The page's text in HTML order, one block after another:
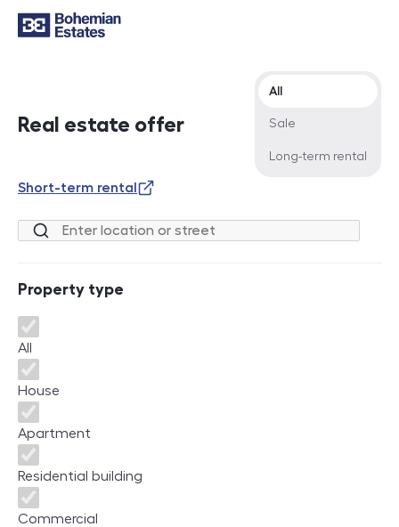
Real estate offer
Offer type
All
Sale
Long-term rental
Short-term rental
Location or street
Property type
Property type
All
House
Apartment
Residential building
Commercial